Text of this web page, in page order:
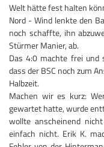
Welt hätte fest halten
Nord - Wind lenkte den
noch schaffte, ihn
Stürmer Manier, ab.
Das 4:0 machte frei und
dass der BSC noch zum
Halbzeit.
Machen wir es kurz:
gewartet hatte, wurde
wollte anscheinend
einfach nicht. Erik K.